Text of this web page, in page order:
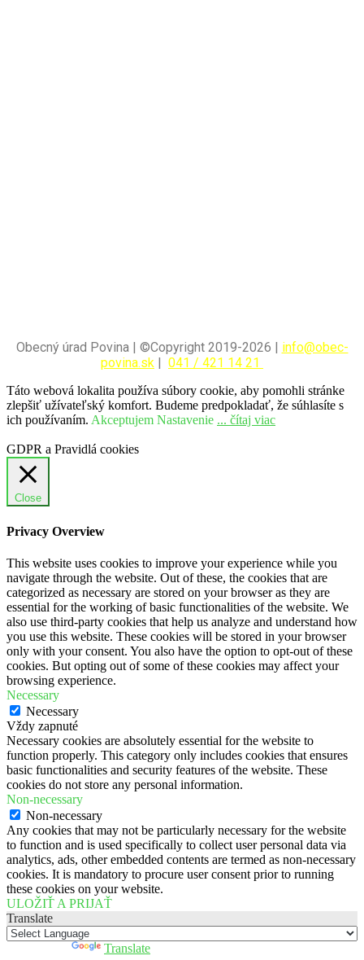
Obecný úrad Povina | ©Copyright 2019-2026 | info@obec-
povina.sk
041 / 421 14 21
Táto webová lokalita používa súbory cookie, aby pomohli stránke
zlepšiť užívateľský komfort. Budeme predpokladať, že súhlasíte s
ich používaním. Akceptujem Nastavenie ... čítaj viac
GDPR a Pravidlá cookies
Close
Privacy Overview
This website uses cookies to improve your experience while you
navigate through the website. Out of these, the cookies that are
categorized as necessary are stored on your browser as they are
essential for the working of basic functionalities of the website. We
also use third-party cookies that help us analyze and understand how
you use this website. These cookies will be stored in your browser
only with your consent. You also have the option to opt-out of these
cookies. But opting out of some of these cookies may affect your
browsing experience.
Necessary
Necessary
Vždy zapnuté
Necessary cookies are absolutely essential for the website to
function properly. This category only includes cookies that ensures
basic functionalities and security features of the website. These
cookies do not store any personal information.
Non-necessary
Non-necessary
Any cookies that may not be particularly necessary for the website
to function and is used specifically to collect user personal data via
analytics, ads, other embedded contents are termed as non-necessary
cookies. It is mandatory to procure user consent prior to running
these cookies on your website.
ULOŽIŤ A PRIJAŤ
Translate
Translate